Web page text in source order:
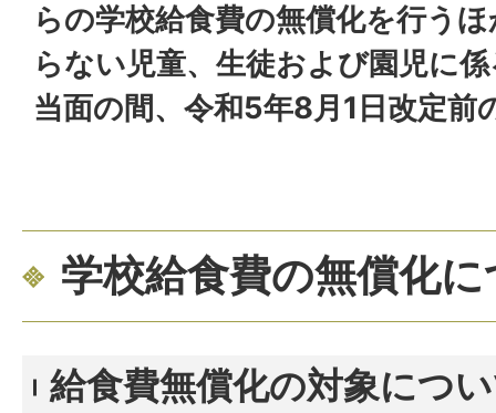
らの学校給食費の無償化を行う
らない児童、生徒および園児に
当面の間、令和5年8月1日改定前
学校給食費の無償化
給食費無償化の対象につ